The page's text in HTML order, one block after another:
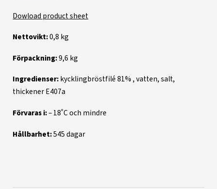
Dowload product sheet
Nettovikt:0,8 kg
Förpackning:9,6 kg
Ingredienser:kycklingbröstfilé 81% , vatten, salt,
thickener E407a
Förvaras i:– 18˚C och mindre
Hållbarhet:545 dagar